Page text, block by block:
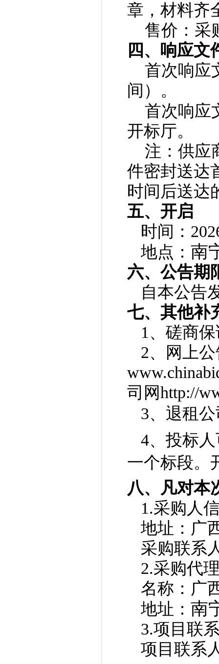
章，材料齐
售价：采
四、响应文
首次响应
间）。
首次响应
开标厅。
注：供应
件密封送达
时间后送达
五、开启
时间：
地点： 南
六、公告期
自本公告
七、 其他补
1、磋商
2、网上
司网http://
3、退租
4、投标
一个标段。
八、凡对本
1.采购人
地址：广
采购联系
2.采购代
名称： 广
地址： 南
3.项目联
项目联系